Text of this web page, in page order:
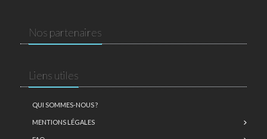
Nos partenaires
Liens utiles
QUI SOMMES-NOUS ?
MENTIONS LÉGALES